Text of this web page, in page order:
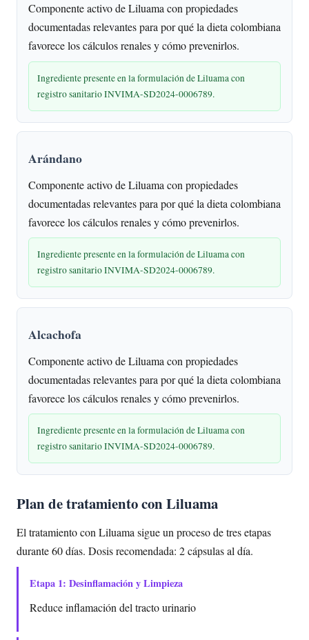
Componente activo de Liluama con propiedades
documentadas relevantes para por qué la dieta colombiana
favorece los cálculos renales y cómo prevenirlos.
Ingrediente presente en la formulación de Liluama con
registro sanitario INVIMA-SD2024-0006789.
Arándano
Componente activo de Liluama con propiedades
documentadas relevantes para por qué la dieta colombiana
favorece los cálculos renales y cómo prevenirlos.
Ingrediente presente en la formulación de Liluama con
registro sanitario INVIMA-SD2024-0006789.
Alcachofa
Componente activo de Liluama con propiedades
documentadas relevantes para por qué la dieta colombiana
favorece los cálculos renales y cómo prevenirlos.
Ingrediente presente en la formulación de Liluama con
registro sanitario INVIMA-SD2024-0006789.
Plan de tratamiento con Liluama
El tratamiento con Liluama sigue un proceso de tres etapas
durante 60 días. Dosis recomendada: 2 cápsulas al día.
Etapa 1: Desinflamación y Limpieza
Reduce inflamación del tracto urinario